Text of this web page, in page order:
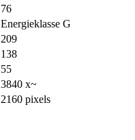
76
Energieklasse G
209
138
55
3840 x~
2160 pixels